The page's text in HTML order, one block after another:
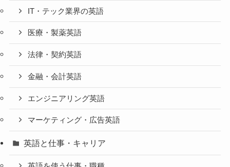
IT・テック業界の英語
医療・製薬英語
法律・契約英語
金融・会計英語
エンジニアリング英語
マーケティング・広告英語
英語と仕事・キャリア